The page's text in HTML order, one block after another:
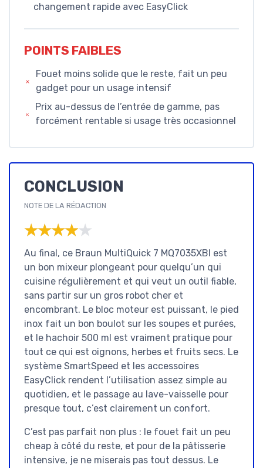
changement rapide avec EasyClick
POINTS FAIBLES
Fouet moins solide que le reste, fait un peu
gadget pour un usage intensif
Prix au-dessus de l’entrée de gamme, pas
forcément rentable si usage très occasionnel
CONCLUSION
NOTE DE LA RÉDACTION
★★★★★
★★★★★
Au final, ce Braun MultiQuick 7 MQ7035XBI est
un bon mixeur plongeant pour quelqu’un qui
cuisine régulièrement et qui veut un outil fiable,
sans partir sur un gros robot cher et
encombrant. Le bloc moteur est puissant, le pied
inox fait un bon boulot sur les soupes et purées,
et le hachoir 500 ml est vraiment pratique pour
tout ce qui est oignons, herbes et fruits secs. Le
système SmartSpeed et les accessoires
EasyClick rendent l’utilisation assez simple au
quotidien, et le passage au lave-vaisselle pour
presque tout, c’est clairement un confort.
C’est pas parfait non plus : le fouet fait un peu
cheap à côté du reste, et pour de la pâtisserie
intensive, je ne miserais pas tout dessus. Le